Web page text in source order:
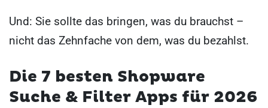
Und: Sie sollte das bringen, was du brauchst –
nicht das Zehnfache von dem, was du bezahlst.
Die 7 besten Shopware
Suche & Filter Apps für 2026